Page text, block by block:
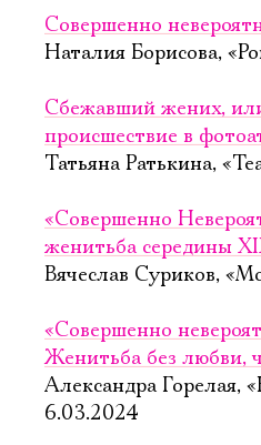
Совершенно
Наталия Борисова,
Сбежавший жених,
происшествие в
Татьяна Ратькина,
«Совершенно
женитьба середины
Вячеслав Суриков,
«Совершенно
Женитьба без любви,
Александра Горелая,
6.03.2024